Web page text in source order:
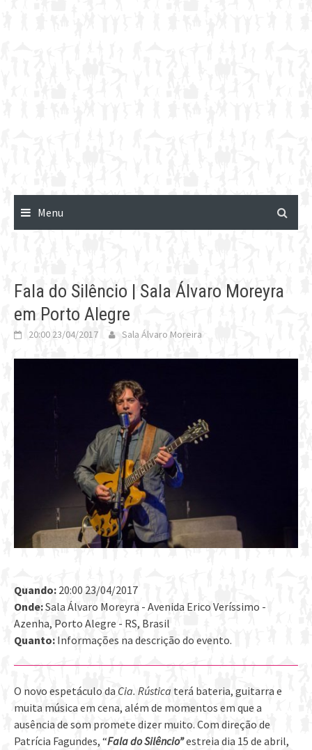
Menu
Fala do Silêncio | Sala Álvaro Moreyra
em Porto Alegre
20:00 23/04/2017 Sala Álvaro Moreira
Quando: 20:00 23/04/2017
Onde:Sala Álvaro Moreyra - Avenida Erico Veríssimo -
Azenha, Porto Alegre - RS, Brasil
Quanto: Informações na descrição do evento.
O novo espetáculo da Cia. Rústica terá bateria, guitarra e
muita música em cena, além de momentos em que a
ausência de som promete dizer muito. Com direção de
Patrícia Fagundes, “Fala do Silêncio”estreia dia 15 de abril,